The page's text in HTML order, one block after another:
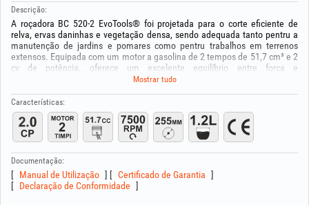
Descrição:
A roçadora BC 520-2 EvoTools® foi projetada para o corte eficiente de
relva, ervas daninhas e vegetação densa, sendo adequada tanto pentru a
manutenção de jardins e pomares como pentru trabalhos em terrenos
extensos. Equipada com um motor a gasolina de 2 tempos de 51,7 cm³ e 2
cv de potência, oferece um excelente equilíbrio entre força e
manobrabilidade. O sistema Easy Start facilita a partida rápida e o conjunto
de corte com fio quanto com disco metálico.
Dados técnicos principais:
-Motor: gasolina, 2 tempos, 1 cilindro, arrefecido a ar
-Cilindrada: 51,7 cm³
-Potência máxima: 2 cv
-Sistema de partida: Easy Start
-Rotação máxima: 7500 rpm
Mostrar tudo
Características:
Documentação:
Manual de Utilização
Certificado de Garantia
Declaração de Conformidade